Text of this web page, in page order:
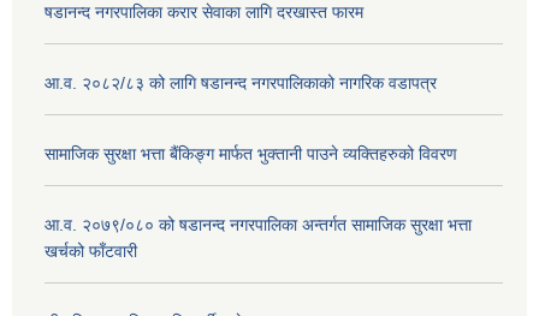
षडानन्द नगरपालिका करार सेवाका लागि दरखास्त फारम
आ.व. २०८२/८३ को लागि षडानन्द नगरपालिकाको नागरिक वडापत्र
सामाजिक सुरक्षा भत्ता बैंकिङ्ग मार्फत भुक्तानी पाउने व्यक्तिहरुको विवरण
आ.व. २०७९/०८० को षडानन्द नगरपालिका अन्तर्गत सामाजिक सुरक्षा भत्ता
खर्चको फाँटवारी